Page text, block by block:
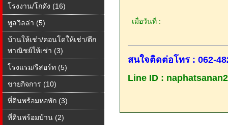
โรงงาน/โกดัง (16)
พูลวิลล่า (5)
บ้านให้เช่า/คอนโดให้เช่า/ตึก
พาณิชย์ให้เช่า (3)
โรงแรม/รีสอร์ท (5)
ขายกิจการ (10)
ที่ดินพร้อมหอพัก (3)
ที่ดินพร้อมบ้าน (2)
เมื่อวันที่ :
สนใจติดต่อโทร : 062-
Line ID :